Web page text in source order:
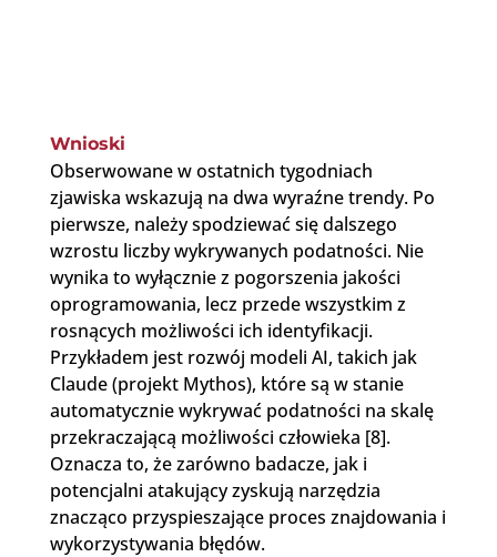
Wnioski
Obserwowane w ostatnich tygodniach
zjawiska wskazują na dwa wyraźne trendy. Po
pierwsze, należy spodziewać się dalszego
wzrostu liczby wykrywanych podatności. Nie
wynika to wyłącznie z pogorszenia jakości
oprogramowania, lecz przede wszystkim z
rosnących możliwości ich identyfikacji.
Przykładem jest rozwój modeli AI, takich jak
Claude (projekt Mythos), które są w stanie
automatycznie wykrywać podatności na skalę
przekraczającą możliwości człowieka [8].
Oznacza to, że zarówno badacze, jak i
potencjalni atakujący zyskują narzędzia
znacząco przyspieszające proces znajdowania i
wykorzystywania błędów.